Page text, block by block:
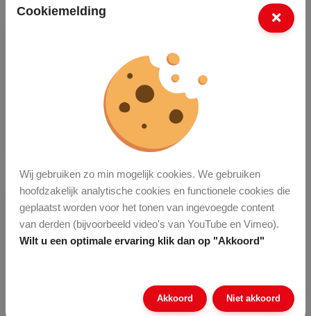
Cookiemelding
Wij gebruiken zo min mogelijk cookies. We gebruiken
hoofdzakelijk analytische cookies en functionele cookies die
geplaatst worden voor het tonen van ingevoegde content
van derden (bijvoorbeeld video's van YouTube en Vimeo).
Wilt u een optimale ervaring klik dan op "Akkoord"
Akkoord Niet akkoord